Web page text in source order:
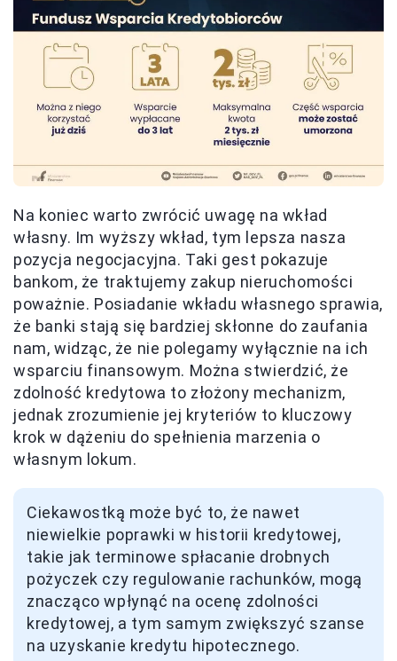
Na koniec warto zwrócić uwagę na wkład
własny. Im wyższy wkład, tym lepsza nasza
pozycja negocjacyjna. Taki gest pokazuje
bankom, że traktujemy zakup nieruchomości
poważnie. Posiadanie wkładu własnego sprawia,
że banki stają się bardziej skłonne do zaufania
nam, widząc, że nie polegamy wyłącznie na ich
wsparciu finansowym. Można stwierdzić, że
zdolność kredytowa to złożony mechanizm,
jednak zrozumienie jej kryteriów to kluczowy
krok w dążeniu do spełnienia marzenia o
własnym lokum.
Ciekawostką może być to, że nawet
niewielkie poprawki w historii kredytowej,
takie jak terminowe spłacanie drobnych
pożyczek czy regulowanie rachunków, mogą
znacząco wpłynąć na ocenę zdolności
kredytowej, a tym samym zwiększyć szanse
na uzyskanie kredytu hipotecznego.